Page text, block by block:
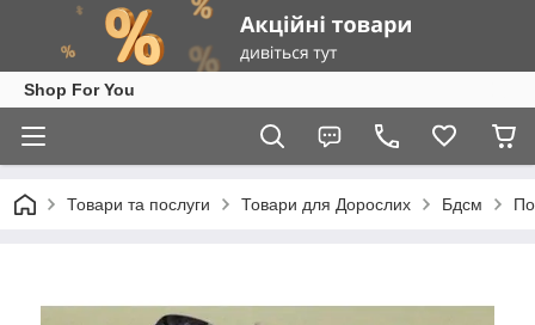
Shop For You
Товари та послуги Товари для Дорослих Бдсм